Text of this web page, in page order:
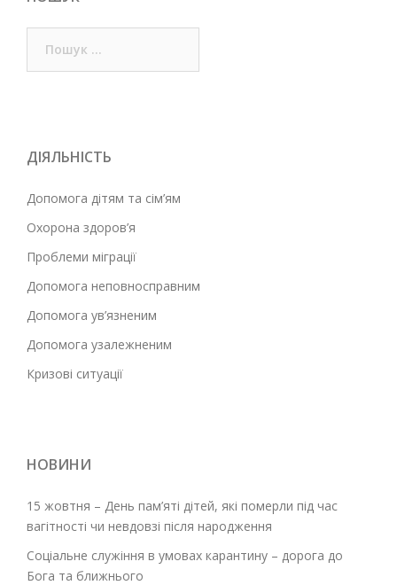
ДІЯЛЬНІСТЬ
Допомога дітям та сім’ям
Охорона здоров’я
Проблеми міграції
Допомога неповносправним
Допомога ув’язненим
Допомога узалежненим
Кризові ситуації
НОВИНИ
15 жовтня – День пам’яті дітей, які померли під час
вагітності чи невдовзі після народження
Соціальне служіння в умовах карантину – дорога до
Бога та ближнього